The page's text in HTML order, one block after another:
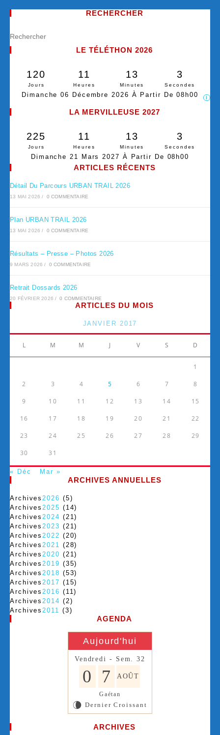
RECHERCHER
LE TÉLÉTHON 2026
120
Jours
11
Heures
13
Minutes
2
Secondes
Dimanche 06 Décembre 2026 À Partir De 08h00
LA MERVILLEUSE 2027
225
Jours
11
Heures
13
Minutes
2
Secondes
Dimanche 21 Mars 2027 À Partir De 08h00
ARTICLES RÉCENTS
Détail Du Parcours URBAN TRAIL 2026
13 MAI 2026 / 0 COMMENTAIRE
Plan URBAN TRAIL 2026
13 MAI 2026 / 0 COMMENTAIRE
Résultats – Presse – Photos 2026
9 MARS 2026 / 0 COMMENTAIRE
Retrait Dossards 2026
20 FÉVRIER 2026 / 0 COMMENTAIRE
ARTICLES DU MOIS
JANVIER 2017
L M M J V S D
1
2 3 4 5 6 7 8
9 10 11 12 13 14 15
16 17 18 19 20 21 22
23 24 25 26 27 28 29
30 31
« Déc Mar »
ARCHIVES ANNUELLES
Archives2026 (5)
Archives2025 (14)
Archives2024 (21)
Archives2023 (21)
Archives2022 (20)
Archives2021 (28)
Archives2020 (21)
Archives2019 (35)
Archives2018 (53)
Archives2017 (15)
Archives2016 (11)
Archives2014 (2)
Archives2011 (3)
AGENDA
Aujourd'hui
Vendredi - Sem. 32
0 7 AOÛT
Gaétan
V Dernier Croissant
ARCHIVES